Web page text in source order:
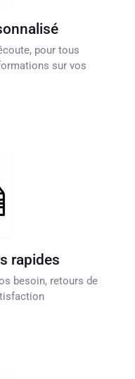
pour tous
sur vos
rapides
besoin, retours de